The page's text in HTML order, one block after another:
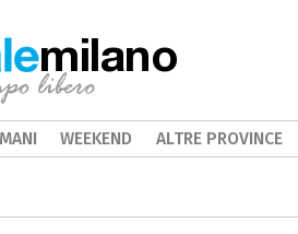
milano
WEEKEND ALTRE PROVINCE